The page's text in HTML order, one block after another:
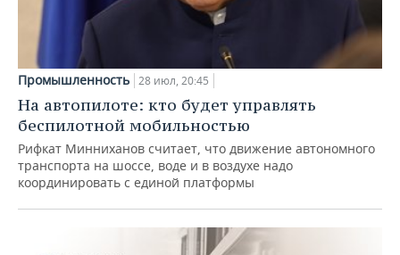
Промышленность 28 июл, 20:45
На автопилоте: кто будет управлять
беспилотной мобильностью
Рифкат Минниханов считает, что движение автономного
транспорта на шоссе, воде и в воздухе надо
координировать с единой платформы